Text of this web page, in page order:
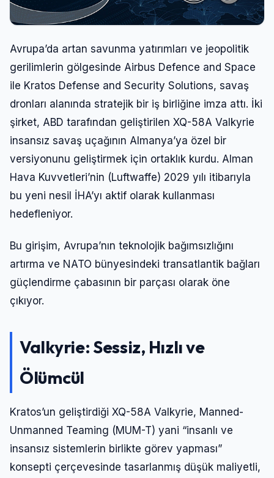
Avrupa’da artan savunma yatırımları ve jeopolitik
gerilimlerin gölgesinde Airbus Defence and Space
ile Kratos Defense and Security Solutions, savaş
dronları alanında stratejik bir iş birliğine imza attı. İki
şirket, ABD tarafından geliştirilen XQ-58A Valkyrie
insansız savaş uçağının Almanya’ya özel bir
versiyonunu geliştirmek için ortaklık kurdu. Alman
Hava Kuvvetleri’nin (Luftwaffe) 2029 yılı itibarıyla
bu yeni nesil İHA’yı aktif olarak kullanması
hedefleniyor.
Bu girişim, Avrupa’nın teknolojik bağımsızlığını
artırma ve NATO bünyesindeki transatlantik bağları
güçlendirme çabasının bir parçası olarak öne
çıkıyor.
Valkyrie: Sessiz, Hızlı ve
Ölümcül
Kratos’un geliştirdiği XQ-58A Valkyrie, Manned-
Unmanned Teaming (MUM-T) yani “insanlı ve
insansız sistemlerin birlikte görev yapması”
konsepti çerçevesinde tasarlanmış düşük maliyetli,